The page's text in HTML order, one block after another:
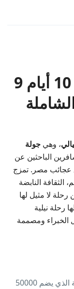
أفضل باقة جولة مصر 10 أيام 9
، وهي جولة
الباحثين عن
عجائب مصر. تمزج
الثقافة النابضة
رحلة لا مثيل لها
رحلة نيلية
الخبراء ومصممة
زيارة المتحف القومي للحضارة المصرية الذي يضم 50000